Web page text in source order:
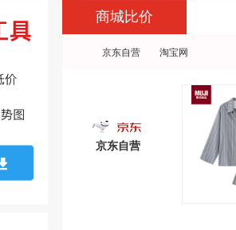
商城比价
京东自营 淘宝网
京东自营